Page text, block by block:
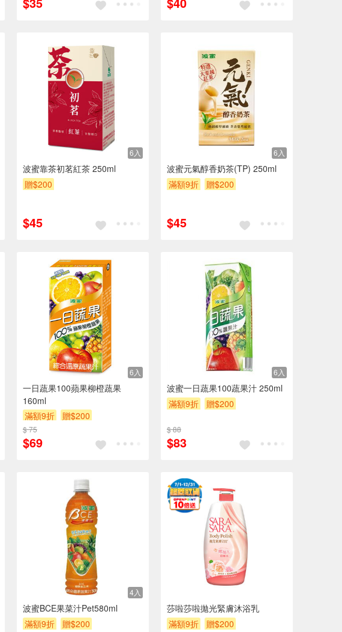
6入
波蜜靠茶初茗紅茶 250ml
贈$200
$45
6入
波蜜元氣醇香奶茶(TP) 250ml
滿額9折
贈$200
$45
6入
一日蔬果100蘋果柳橙蔬果
160ml
滿額9折
贈$200
$ 75
$69
6入
波蜜一日蔬果100蔬果汁 250ml
滿額9折
贈$200
$ 88
$83
4入
波蜜BCE果菜汁Pet580ml
滿額9折
贈$200
莎啦莎啦拋光緊膚沐浴乳
滿額9折
贈$200